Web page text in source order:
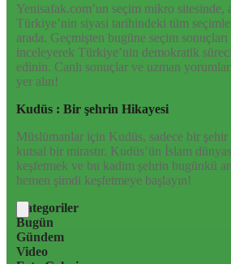
Yenisafak.com’un seçim mikro sitesinde,
Türkiye’nin siyasi tarihindeki tüm
arada. Geçmişten bugüne seçim
inceleyerek Türkiye’nin demokratik
edinin. Canlı sonuçlar ve uzman
yer alın!
Kudüs : Bir şehrin Hikayesi
Müslümanlar için Kudüs, sadece bir şehir
kutsal bir mirastır. Kudüs’ün İslam
keşfetmek ve bu kadim şehrin bugünkü
hemen şimdi keşfetmeye başlayın!
Kategoriler
Bugün
Gündem
Video